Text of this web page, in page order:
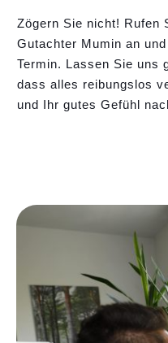
Zögern Sie nicht! Rufen
Gutachter Mumin an
Termin. Lassen Sie uns
dass alles reibungslos
und Ihr gutes Gefühl